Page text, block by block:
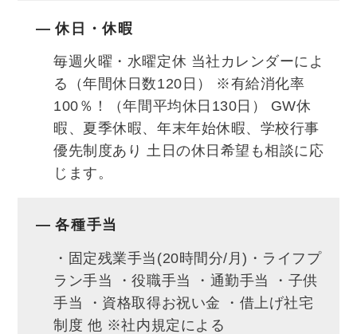
そして入社した人が口を揃えて驚く、明るい
社風です。
皆が前向き。アドバイス上手。励まし上手。
オフにごはんを食べに行ったり、出掛けたり
など仲もいい。
そうした雰囲気は、お客様の好感も生み、営
お客様が一生を託す家づくりを支え、感謝の
言葉をいただくのが
住宅ビジネスのやりがいですが、ぞれを本当
休日・休暇
毎週火曜・水曜定休 当社カレンダーによ
る（年間休日数120日） ※有給消化率
100％！（年間平均休日130日） GW休
暇、夏季休暇、年末年始休暇、学校行事
優先制度あり 土日の休日希望も相談に応
じます。
各種手当
・固定残業手当(20時間分/月)・ライフプ
ラン手当 ・役職手当 ・通勤手当 ・子供
手当 ・資格取得お祝い金 ・借上げ社宅
制度 他 ※社内規定による